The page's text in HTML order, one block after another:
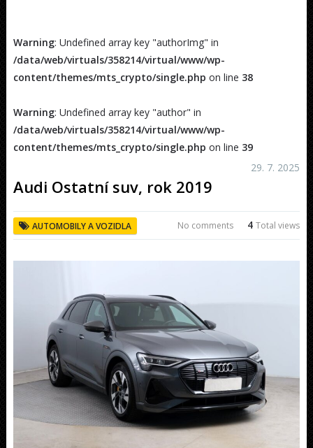
Warning: Undefined array key "authorImg" in
/data/web/virtuals/358214/virtual/www/wp-
content/themes/mts_crypto/single.php on line 38
Warning: Undefined array key "author" in
/data/web/virtuals/358214/virtual/www/wp-
content/themes/mts_crypto/single.php on line 39
29. 7. 2025
Audi Ostatní suv, rok 2019
AUTOMOBILY A VOZIDLA 4Total views
No comments